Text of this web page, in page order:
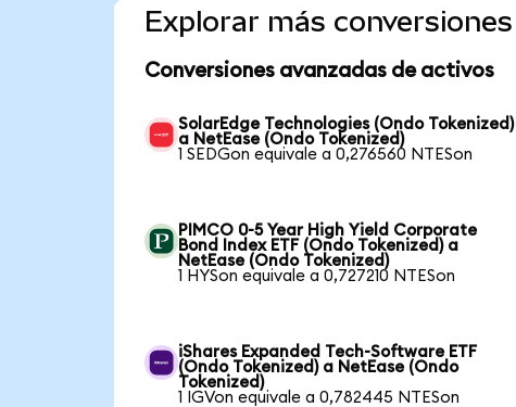
Explorar más conversiones
Conversiones avanzadas de activos
SolarEdge Technologies (Ondo Tokenized)
a NetEase (Ondo Tokenized)
1 SEDGon equivale a 0,276560 NTESon
PIMCO 0-5 Year High Yield Corporate
Bond Index ETF (Ondo Tokenized) a
NetEase (Ondo Tokenized)
1 HYSon equivale a 0,727210 NTESon
iShares Expanded Tech-Software ETF
(Ondo Tokenized) a NetEase (Ondo
Tokenized)
1 IGVon equivale a 0,782445 NTESon